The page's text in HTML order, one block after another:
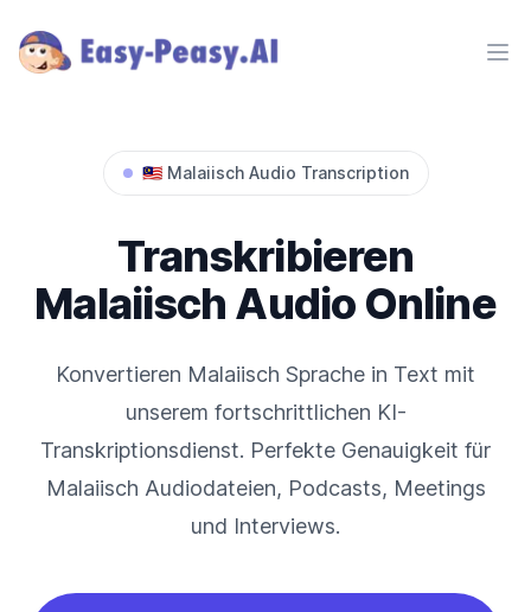
🇲🇾 Malaiisch Audio Transcription
Transkribieren
Malaiisch Audio Online
Konvertieren Malaiisch Sprache in Text mit
unserem fortschrittlichen KI-
Transkriptionsdienst. Perfekte Genauigkeit für
Malaiisch Audiodateien, Podcasts, Meetings
und Interviews.